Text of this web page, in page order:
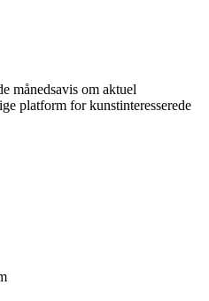
månedsavis om aktuel
platform for kunstinteresserede